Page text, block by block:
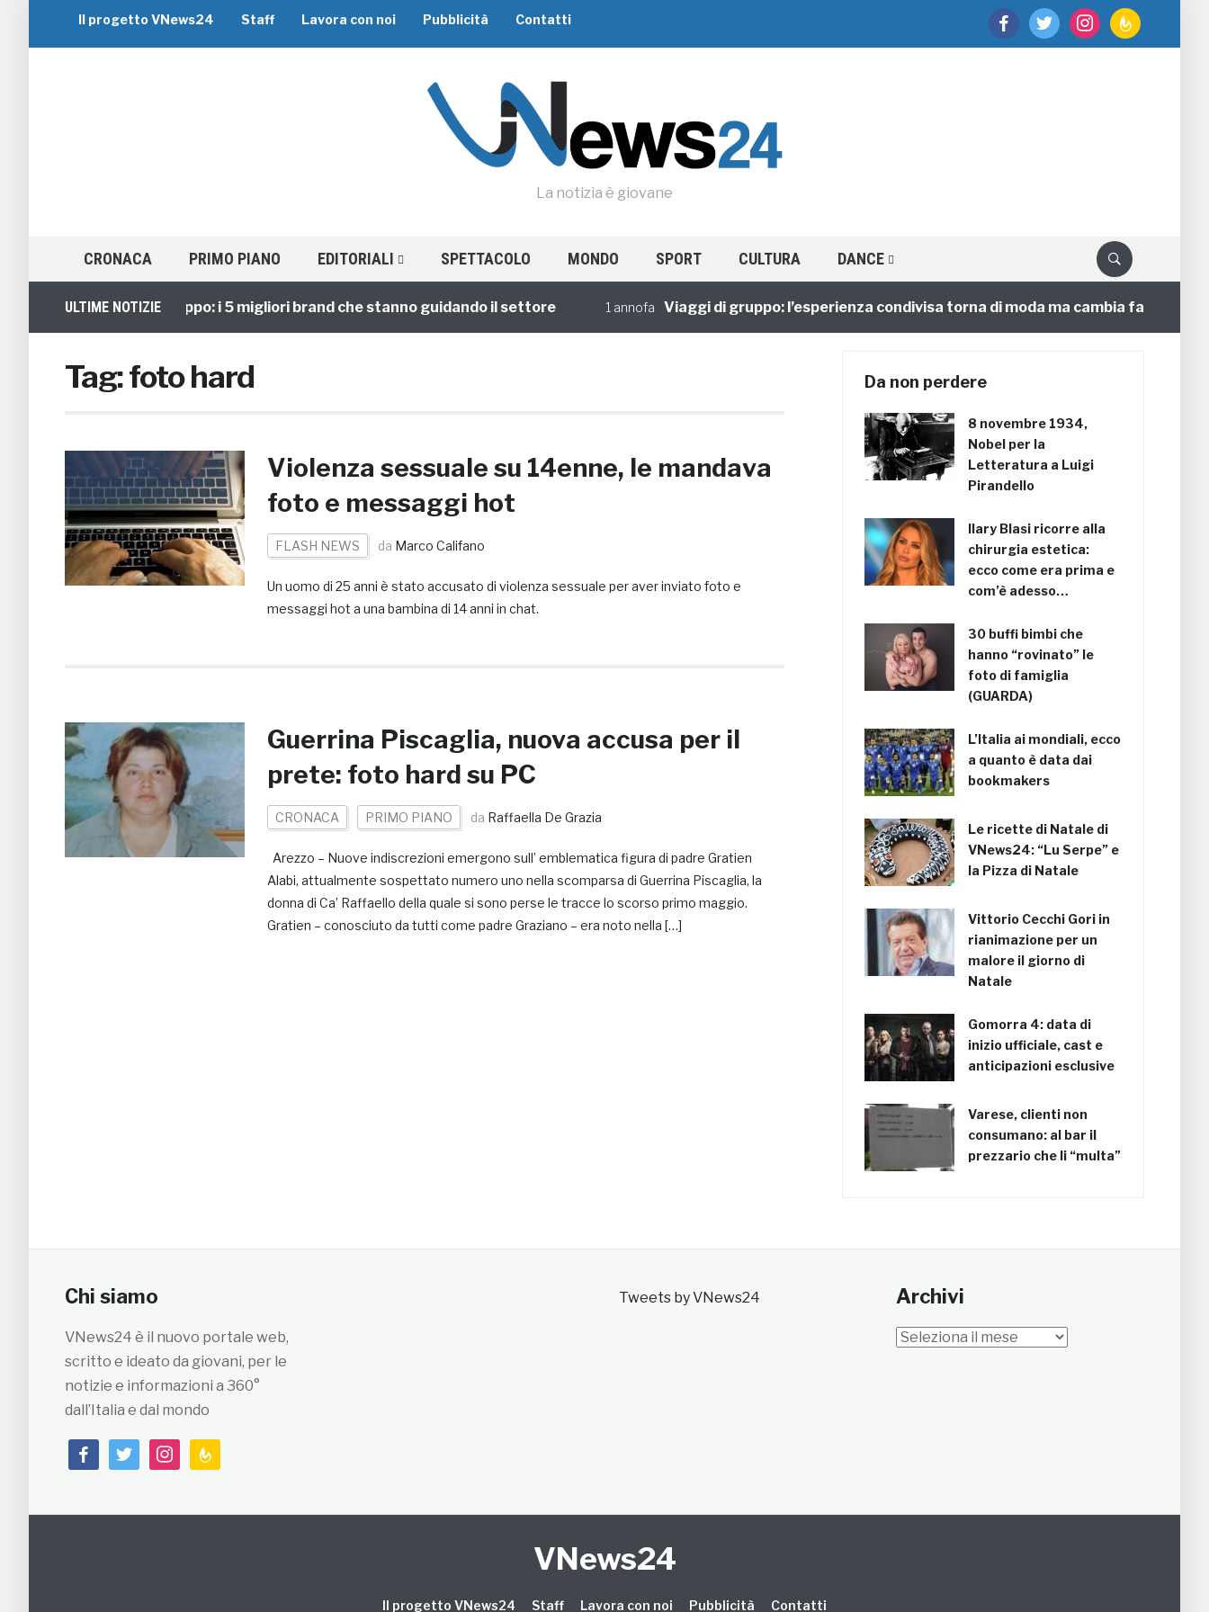
facebooktwitter instagramfeedburner
Il progetto VNews24 Staff Lavora con noi Pubblicità Contatti
La notizia è giovane
CRONACA PRIMO PIANO EDITORIALI SPETTACOLO MONDO SPORT CULTURA DANCE
ULTIME NOTIZIE
Viaggi di Gruppo: i 5 migliori brand che stanno guidando il settore 1 annofa Viaggi di gruppo: l’esperienza condivisa torna di moda ma cambia faccia
Tag:foto hard
Violenza sessuale su 14enne, le mandava
foto e messaggi hot
FLASH NEWS da Marco Califano
Un uomo di 25 anni è stato accusato di violenza sessuale per aver inviato foto e
messaggi hot a una bambina di 14 anni in chat.
Guerrina Piscaglia, nuova accusa per il
prete: foto hard su PC
CRONACA PRIMO PIANO da Raffaella De Grazia
Arezzo – Nuove indiscrezioni emergono sull’ emblematica figura di padre Gratien
Alabi, attualmente sospettato numero uno nella scomparsa di Guerrina Piscaglia, la
donna di Ca’ Raffaello della quale si sono perse le tracce lo scorso primo maggio.
Gratien – conosciuto da tutti come padre Graziano – era noto nella […]
Da non perdere
8 novembre 1934,
Nobel per la
Letteratura a Luigi
Pirandello
Ilary Blasi ricorre alla
chirurgia estetica:
ecco come era prima e
com’è adesso…
30 buffi bimbi che
hanno “rovinato” le
foto di famiglia
(GUARDA)
L’Italia ai mondiali, ecco
a quanto è data dai
bookmakers
Le ricette di Natale di
VNews24: “Lu Serpe” e
la Pizza di Natale
Vittorio Cecchi Gori in
rianimazione per un
malore il giorno di
Natale
Gomorra 4: data di
inizio ufficiale, cast e
anticipazioni esclusive
Varese, clienti non
consumano: al bar il
prezzario che li “multa”
Chi siamo
VNews24 è il nuovo portale web,
scritto e ideato da giovani, per le
notizie e informazioni a 360°
dall’Italia e dal mondo
facebooktwitterinstagramfeedburner
Tweets by VNews24 Archivi
Archivi
VNews24
Il progetto VNews24 Staff Lavora con noi Pubblicità Contatti